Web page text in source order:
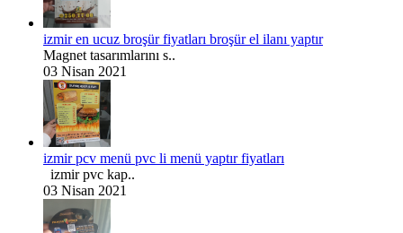
izmir en ucuz broşür fiyatları broşür el ilanı yaptır
Magnet tasarımlarını s..
03 Nisan 2021
izmir pcv menü pvc li menü yaptır fiyatları
izmir pvc kap..
03 Nisan 2021